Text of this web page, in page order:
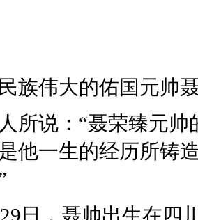
族伟大的佑国元帅
所说： “聂荣臻元帅
他一生的经历所铸
日，聂帅出生在四